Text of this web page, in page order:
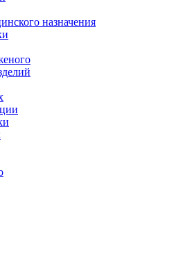
назначения